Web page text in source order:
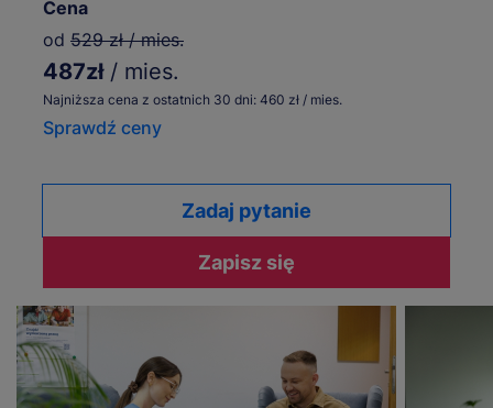
Cena
od 529 zł / mies.
487zł / mies.
Najniższa cena z ostatnich 30 dni: 460 zł / mies.
Sprawdź ceny
Zadaj pytanie
Zapisz się